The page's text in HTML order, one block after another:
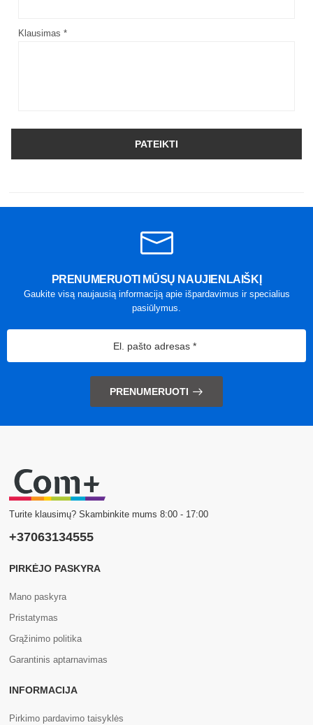
Klausimas *
PATEIKTI
PRENUMERUOTI MŪSŲ NAUJIENLAIŠKĮ
Gaukite visą naujausią informaciją apie išpardavimus ir specialius
pasiūlymus.
PRENUMERUOTI
Turite klausimų? Skambinkite mums 8:00 - 17:00
+37063134555
PIRKĖJO PASKYRA
Mano paskyra
Pristatymas
Grąžinimo politika
Garantinis aptarnavimas
INFORMACIJA
Pirkimo pardavimo taisyklės